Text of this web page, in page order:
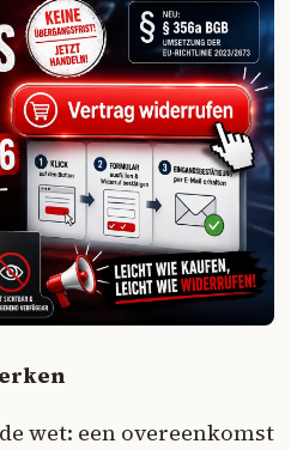
wet: een overeenkomst